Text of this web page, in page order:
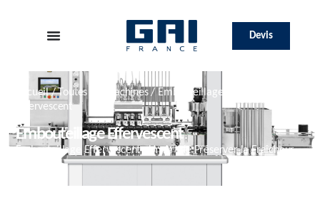
Devis
Accueil/Toutes les machines/ Embouteillage
Effervescent
Embouteillage Effervescent
Embouteillage Effervescent : Un Art de Préserver la Fraîcheur